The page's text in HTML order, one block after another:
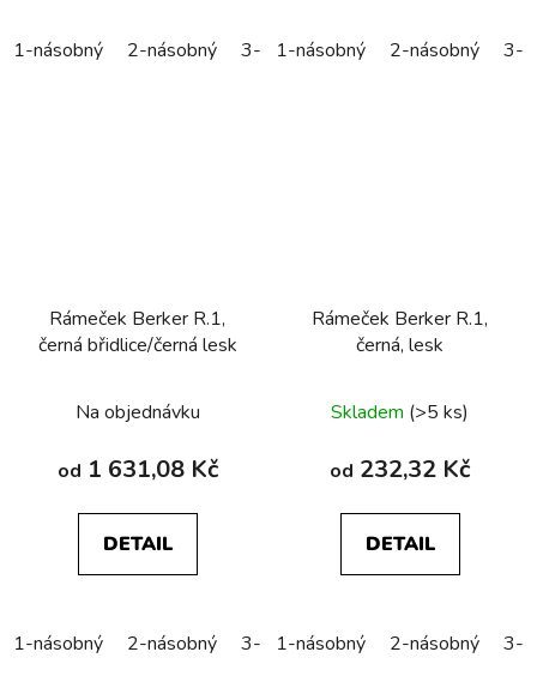
1-násobný 2-násobný 3-násobný 4-násobný 5-
1-násobný 2-násobný 3-
Rámeček Berker R.1,
černá břidlice/černá lesk
Na objednávku
od 1 631,08 Kč
DETAIL
1-násobný 2-násobný 3-násobný
Rámeček Berker R.1,
černá, lesk
Skladem (>5 ks)
od 232,32 Kč
DETAIL
1-násobný 2-násobný 3-